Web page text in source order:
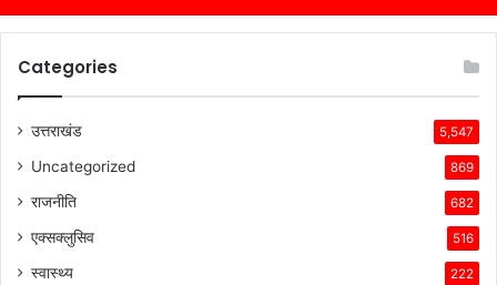
Categories
उत्तराखंड 5,547
Uncategorized 869
राजनीति 682
एक्सक्लुसिव 516
स्वास्थ्य 222